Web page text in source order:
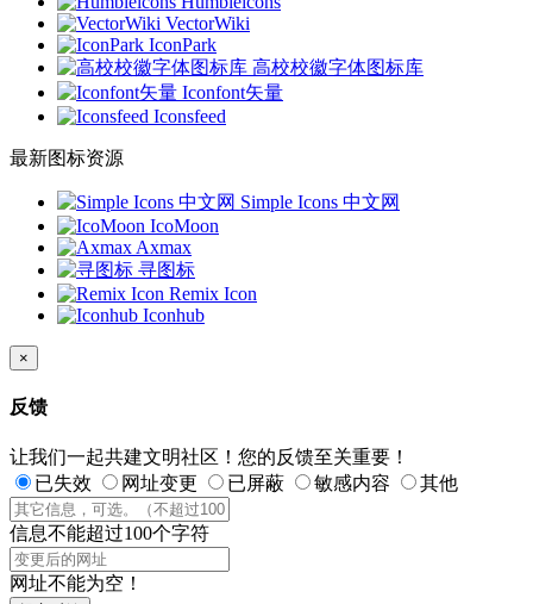
VectorWiki
IconPark
高校校徽字体图标库
Iconfont矢量
Iconsfeed
最新图标资源
Simple Icons 中文网
IcoMoon
Axmax
寻图标
Remix Icon
Iconhub
×
反馈
让我们一起共建文明社区！您的反馈至关重要！
已失效
网址变更 已屏蔽 敏感内容 其他
信息不能超过100个字符
网址不能为空！